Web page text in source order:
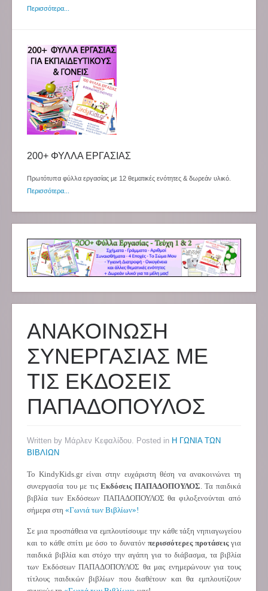
Περισσότερα...
200+ ΦΥΛΛΑ ΕΡΓΑΣΙΑΣ
Πρωτότυπα φύλλα εργασίας με 12 θεματικές ενότητες & δωρεάν υλικό.
Περισσότερα...
ΑΝΑΚΟΙΝΩΣΗ
ΣΥΝΕΡΓΑΣΙΑΣ ΜΕ
ΤΙΣ ΕΚΔΟΣΕΙΣ
ΠΑΠΑΔΟΠΟΥΛΟΣ
Written by Μάρλεν Κεφαλίδου. Posted in Η ΓΩΝΙΑ ΤΩΝ
ΒΙΒΛΙΩΝ
ΤοKindyKids.grείναι στην ευχάριστη θέση να ανακοινώνει τη
συνεργασία του με τιςΕκδόσεις ΠΑΠΑΔΟΠΟΥΛΟΣ. Τα παιδικά
βιβλία των Εκδόσεων ΠΑΠΑΔΟΠΟΥΛΟΣ θα φιλοξενούνται από
σήμερα στη «Γωνιά των Βιβλίων»!
Σε μια προσπάθεια να εμπλουτίσουμε την κάθε τάξη νηπιαγωγείου
και το κάθε σπίτι με όσο το δυνατόν περισσότερες προτάσειςγια
παιδικά βιβλία και στόχο την αγάπη για το διάβασμα, τα βιβλία
των ΕκδόσεωνΠΑΠΑΔΟΠΟΥΛΟΣ θα μας ενημερώνουν για τους
τίτλους παιδικών βιβλίων που διαθέτουν και θα εμπλουτίζουν